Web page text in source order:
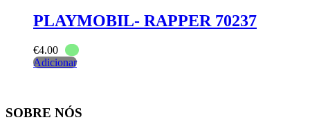
PLAYMOBIL- RAPPER 70237
€4.00
Adicionar
SOBRE NÓS